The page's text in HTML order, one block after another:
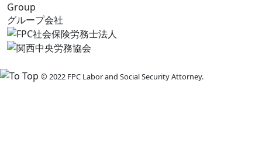
Group
グループ会社
© 2022 FPC Labor and Social Security Attorney.